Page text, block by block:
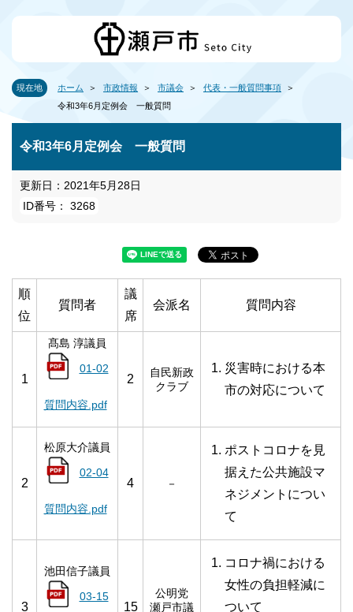
現在地 ホーム 市政情報 市議会
代表・一般質問事項
令和3年6月定例会 一般質問
令和3年6月定例会 一般質問
更新日：2021年5月28日
ID番号： 3268
順
位
質問者
議
席
会派名 質問内容
1
髙島 淳議員
01-02
質問内容.pdf
2
自民新政
クラブ
災害時における本
市の対応について
2
松原大介議員
02-04
質問内容.pdf
4 －
ポストコロナを見
据えた公共施設マ
ネジメン トについ
て
3
池田信子議員
03-15
15
公明党
瀬戸市議
コロナ禍における
女性の負担軽減に
ついて